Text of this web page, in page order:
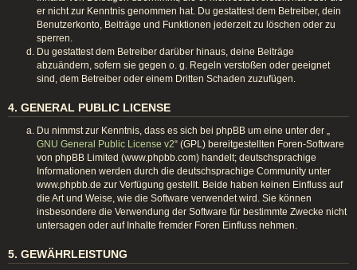
er nicht zur Kenntnis genommen hat. Du gestattest dem Betreiber, dein
Benutzerkonto, Beiträge und Funktionen jederzeit zu löschen oder zu
sperren.
Du gestattest dem Betreiber darüber hinaus, deine Beiträge
abzuändern, sofern sie gegen o. g. Regeln verstoßen oder geeignet
sind, dem Betreiber oder einem Dritten Schaden zuzufügen.
4. GENERAL PUBLIC LICENSE
Du nimmst zur Kenntnis, dass es sich bei phpBB um eine unter der „
GNU General Public License v2“ (GPL) bereitgestellten Foren-Software
von phpBB Limited (www.phpbb.com) handelt; deutschsprachige
Informationen werden durch die deutschsprachige Community unter
www.phpbb.de zur Verfügung gestellt. Beide haben keinen Einfluss auf
die Art und Weise, wie die Software verwendet wird. Sie können
insbesondere die Verwendung der Software für bestimmte Zwecke nicht
untersagen oder auf Inhalte fremder Foren Einfluss nehmen.
5. GEWÄHRLEISTUNG